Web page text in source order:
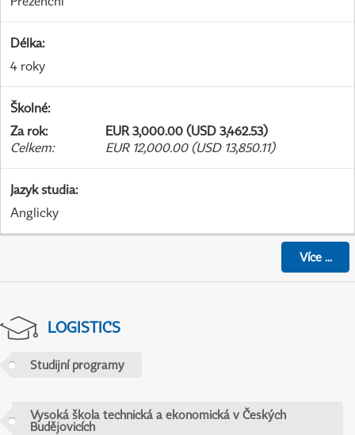
Délka:
4 roky
Školné:
Za rok:
EUR 3,000.00 (USD 3,462.53)
Celkem: EUR 12,000.00 (USD 13,850.11)
Jazyk studia:
Anglicky
Více...
LOGISTICS
Studijní programy
Vysoká škola technická a ekonomická v Českých
Budějovicích